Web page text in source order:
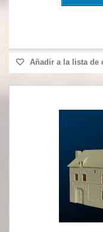
Añadir a la lista de